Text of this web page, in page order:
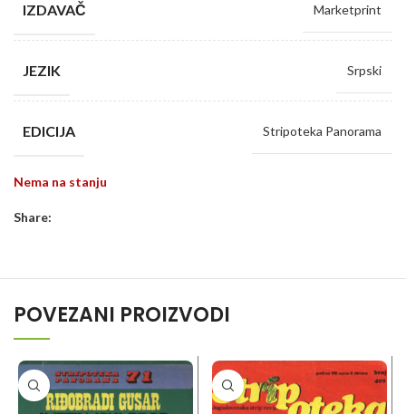
IZDAVAČ Marketprint
JEZIK Srpski
EDICIJA Stripoteka Panorama
Nema na stanju
Share:
POVEZANI PROIZVODI